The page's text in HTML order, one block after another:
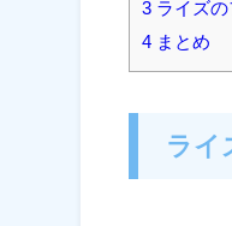
3 ライズ
4 まとめ
ライ